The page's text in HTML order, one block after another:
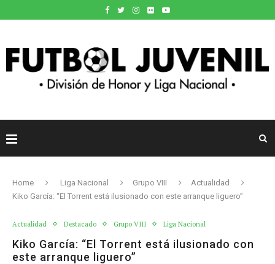
Home Liga Nacional Grupo VIII
Actualidad
Kiko García: “El Torrent está ilusionado con este arranque liguero”
Actualidad Destacado Grupo VIII Liga Nacional
Kiko García: “El Torrent está ilusionado con
este arranque liguero”